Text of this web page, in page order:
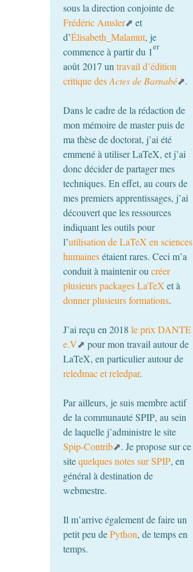
sous la direction conjointe de
Frédéric Amsler
et
d’Élisabeth_Malamut, je
commence à partir du 1er
août 2017 un travail d’édition
critique desActes de Barnabé .
Dans le cadre de la rédaction de
mon mémoire de master puis de
ma thèse de doctorat, j’ai été
emmené à utiliser LaTeX, et j’ai
donc décider de partager mes
techniques. En effet, au cours de
mes premiers apprentissages, j’ai
découvert que les ressources
indiquant les outils pour
l’utilisation de LaTeX en sciences
humainesétaient rares. Ceci m’a
conduit à maintenir ou créer
plusieurs packages LaTeX et à
donner plusieurs formations.
J’ai reçu en 2018 le prix DANTE
e.V
pour mon travail autour de
LaTeX, en particulier autour de
reledmac et reledpar.
Par ailleurs, je suis membre actif
de la communautéSPIP, au sein
de laquelle j’administre le site
Spip-Contrib
. Je propose sur ce
sitequelques notes surSPIP, en
général à destination de
webmestre.
Il m’arrive également de faire un
petit peu dePython, de temps en
temps.